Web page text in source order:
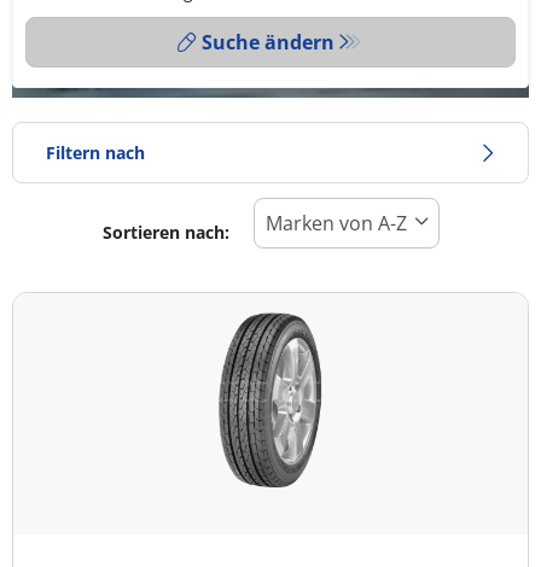
Suche ändern
Filtern nach
Reifentyp
Alle Arten (107)
Ganzjahresreifen (27)
Sortieren nach: